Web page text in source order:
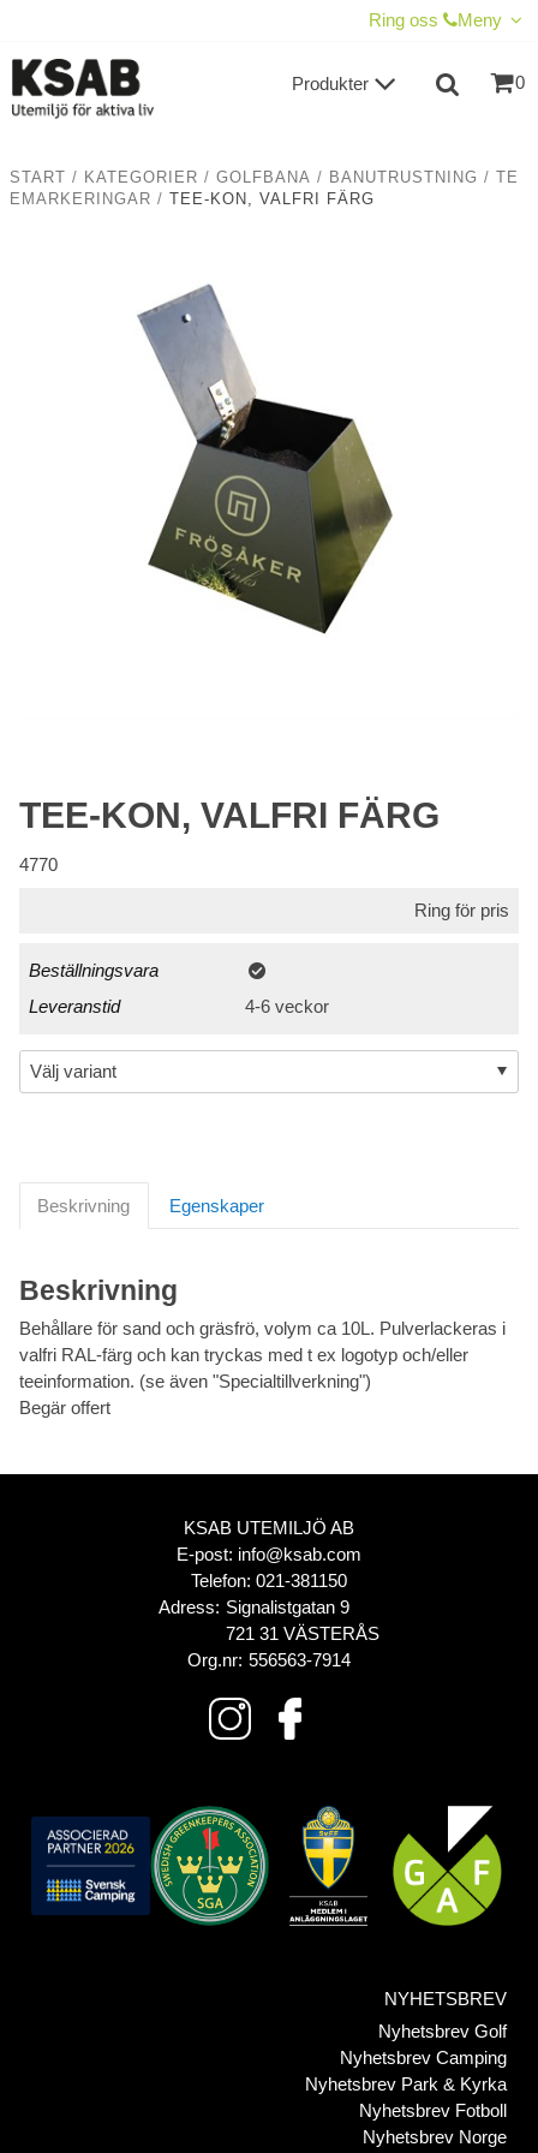
Ring oss Meny
0
Produkter
START / KATEGORIER / GOLFBANA / BANUTRUSTNING /
TE
EMARKERINGAR / TEE-KON, VALFRI FÄRG
TEE-KON, VALFRI FÄRG
4770
Ring för pris
Beställningsvara
Leveranstid
4-6 veckor
Beskrivning Egenskaper
Beskrivning
Behållare för sand och gräsfrö, volym ca 10L. Pulverlackeras i
valfri RAL-färg och kan tryckas med t ex logotyp och/eller
teeinformation. (se även "Specialtillverkning")
Begär offert
KSAB UTEMILJÖ AB
E-post: info@ksab.com
Telefon: 021-381150
Adress: Signalistgatan 9
721 31 VÄSTERÅS
Org.nr: 556563-7914
NYHETSBREV
Nyhetsbrev Golf
Nyhetsbrev Camping
Nyhetsbrev Park & Kyrka
Nyhetsbrev Fotboll
Nyhetsbrev Norge
TILL KASSAN